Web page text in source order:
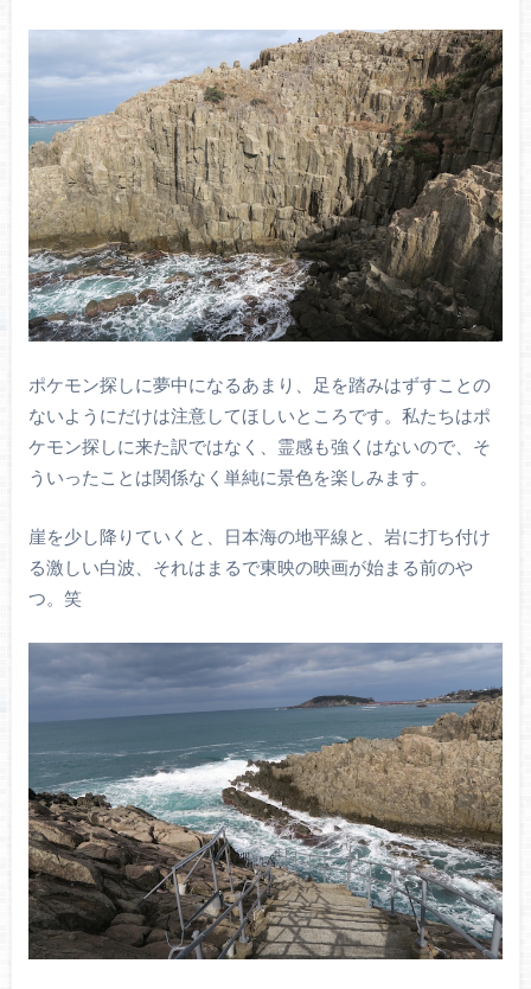
ポケモン探しに夢中になるあまり、足を踏みはずすことの
ないようにだけは注意してほしいところです。私たちはポ
ケモン探しに来た訳ではなく、霊感も強くはないので、そ
ういったことは関係なく単純に景色を楽しみます。
崖を少し降りていくと、日本海の地平線と、岩に打ち付け
る激しい白波、それはまるで東映の映画が始まる前のや
つ。笑